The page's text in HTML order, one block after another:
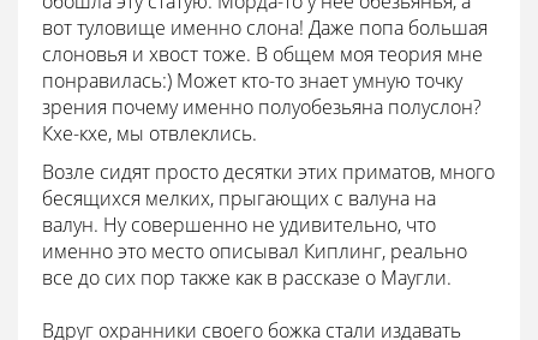
вот туловище именно слона! Даже попа большая
слоновья и хвост тоже. В общем моя теория мне
понравилась:) Может кто-то знает умную точку
зрения почему именно полуобезьяна полуслон?
Кхе-кхе, мы отвлеклись.
Возле сидят просто десятки этих приматов, много
бесящихся мелких, прыгающих с валуна на
валун. Ну совершенно не удивительно, что
именно это место описывал Киплинг, реально
все до сих пор также как в рассказе о Маугли.
Вдруг охранники своего божка стали издавать